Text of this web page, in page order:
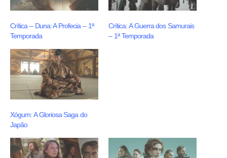
Crítica – Duna: A Profecia – 1ª
Temporada
Crítica: A Guerra dos Samurais
– 1ª Temporada
Xógum: A Gloriosa Saga do
Japão